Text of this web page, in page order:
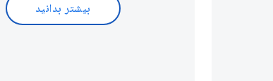
بیشتر بدانید